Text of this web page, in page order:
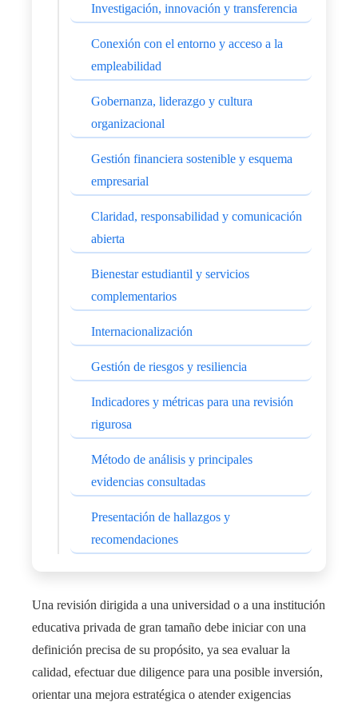
Investigación, innovación y transferencia
Conexión con el entorno y acceso a la
empleabilidad
Gobernanza, liderazgo y cultura
organizacional
Gestión financiera sostenible y esquema
empresarial
Claridad, responsabilidad y comunicación
abierta
Bienestar estudiantil y servicios
complementarios
Internacionalización
Gestión de riesgos y resiliencia
Indicadores y métricas para una revisión
rigurosa
Método de análisis y principales
evidencias consultadas
Presentación de hallazgos y
recomendaciones
Una revisión dirigida a una universidad o a una institución
educativa privada de gran tamaño debe iniciar con una
definición precisa de su propósito, ya sea evaluar la
calidad, efectuar due diligence para una posible inversión,
orientar una mejora estratégica o atender exigencias